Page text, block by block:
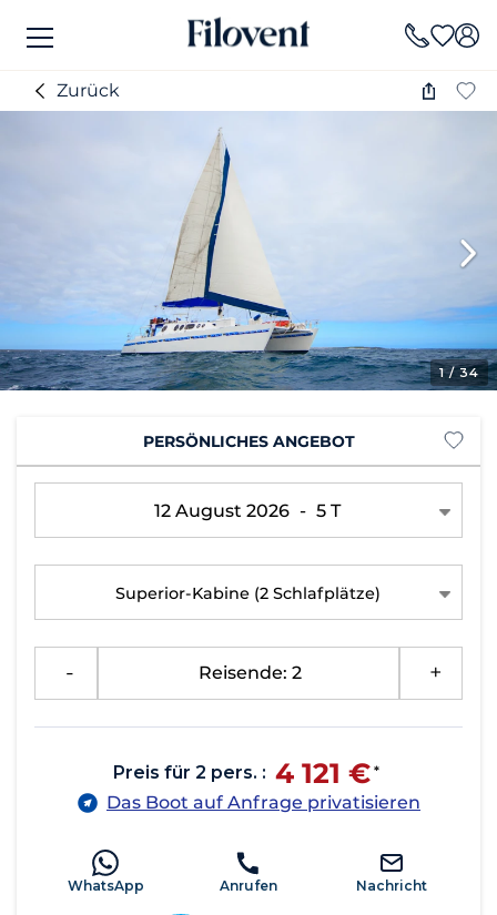
Zurück
1/ 34
PERSÖNLICHES ANGEBOT
12 August 2026 - 5 T
Superior-Kabine (2 Schlafplätze)
Reisende: 2
Preis für 2 pers. : 4 121 €
*
Das Boot auf Anfrage privatisieren
WhatsApp Anrufen Nachricht